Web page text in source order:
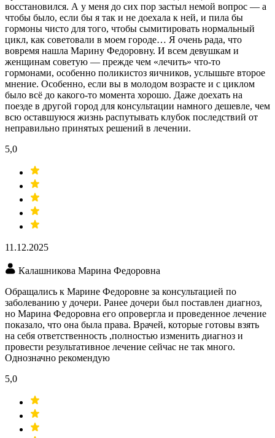
восстановился. А у меня до сих пор застыл немой вопрос — а
чтобы было, если бы я так и не доехала к ней, и пила бы
гормоны чисто для того, чтобы сымитировать нормальный
цикл, как советовали в моем городе… Я очень рада, что
вовремя нашла Марину Федоровну. И всем девушкам и
женщинам советую — прежде чем «лечить» что-то
гормонами, особенно поликистоз яичников, услышьте второе
мнение. Особенно, если вы в молодом возрасте и с циклом
было всё до какого-то момента хорошо. Даже доехать на
поезде в другой город для консультации намного дешевле, чем
всю оставшуюся жизнь распутывать клубок последствий от
неправильно принятых решений в лечении.
5,0
11.12.2025
Калашникова Марина Федоровна
Обращались к Марине Федоровне за консультацией по
заболеванию у дочери. Ранее дочери был поставлен диагноз,
но Марина Федоровна его опровергла и проведенное лечение
показало, что она была права. Врачей, которые готовы взять
на себя ответственность ,полностью изменить диагноз и
провести результативное лечение сейчас не так много.
Однозначно рекомендую
5,0